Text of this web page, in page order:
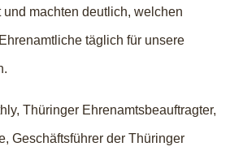
machten deutlich, welchen
täglich für unsere
Thüringer Ehrenamtsbeauftragter,
Geschäftsführer der Thüringer